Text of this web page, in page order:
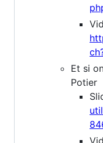
Et si
Potier